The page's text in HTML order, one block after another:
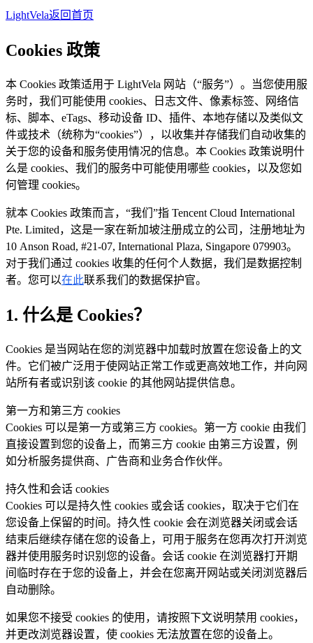
LightVela返回首页
Cookies 政策
本 Cookies 政策适用于 LightVela 网站（“服务”）。当您使用服
务时，我们可能使用 cookies、日志文件、像素标签、网络信
标、脚本、eTags、移动设备 ID、插件、本地存储以及类似文
件或技术（统称为“cookies”），以收集并存储我们自动收集的
关于您的设备和服务使用情况的信息。本 Cookies 政策说明什
么是 cookies、我们的服务中可能使用哪些 cookies，以及您如
何管理 cookies。
就本 Cookies 政策而言，“我们”指 Tencent Cloud International
Pte. Limited，这是一家在新加坡注册成立的公司，注册地址为
10 Anson Road, #21-07, International Plaza, Singapore 079903。
对于我们通过 cookies 收集的任何个人数据，我们是数据控制
者。您可以在此联系我们的数据保护官。
1. 什么是 Cookies？
Cookies 是当网站在您的浏览器中加载时放置在您设备上的文
件。它们被广泛用于使网站正常工作或更高效地工作，并向网
站所有者或识别该 cookie 的其他网站提供信息。
第一方和第三方 cookies
Cookies 可以是第一方或第三方 cookies。第一方 cookie 由我们
直接设置到您的设备上，而第三方 cookie 由第三方设置，例
如分析服务提供商、广告商和业务合作伙伴。
持久性和会话 cookies
Cookies 可以是持久性 cookies 或会话 cookies，取决于它们在
您设备上保留的时间。持久性 cookie 会在浏览器关闭或会话
结束后继续存储在您的设备上，可用于服务在您再次打开浏览
器并使用服务时识别您的设备。会话 cookie 在浏览器打开期
间临时存在于您的设备上，并会在您离开网站或关闭浏览器后
自动删除。
如果您不接受 cookies 的使用，请按照下文说明禁用 cookies，
并更改浏览器设置，使 cookies 无法放置在您的设备上。